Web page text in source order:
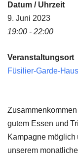
Datum / Uhrzeit
9. Juni 2023
19:00 - 22:00
Veranstaltungsort
Füsilier-Garde-Haus
gutem Essen und
Kampagne
unserem